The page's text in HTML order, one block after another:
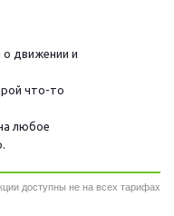
о движении и
что-то
любое
доступны не на всех тарифах